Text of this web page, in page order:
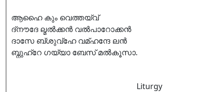
ആഹൈ കും വെത്തയ്വ്
ദ്നൗദേ ല്മൽക്കൻ വൽപാറോക്കൻ
ദാസേ ബ്ശുവ്ഹേ വമ്ഹന്ദേ ലൻ
ബ്നുഹ്റേ ഗയ്യാ ബേസ് മൽകൂസാ.
Liturgy